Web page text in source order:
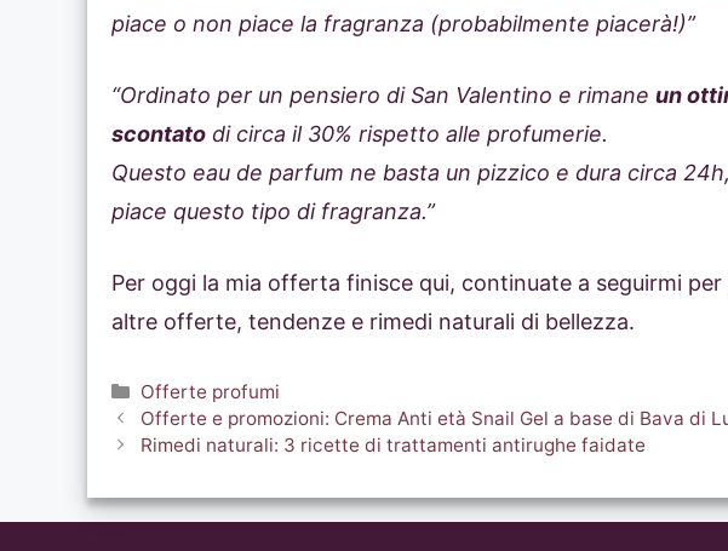
piace o non piace la fragranza (probabilmente piacerà!)”
“Ordinato per un pensiero di San Valentino e rimane un
scontato di circa il 30% rispetto alle profumerie.
Questo eau de parfum ne basta un pizzico e dura circa 24h,
piace questo tipo di fragranza.”
Per oggi la mia offerta finisce qui, continuate a seguirmi
altre offerte, tendenze e rimedi naturali di bellezza.
Categorie
Offerte profumi
Offerte e promozioni: Crema Anti età Snail Gel a base di Bava di
Rimedi naturali: 3 ricette di trattamenti antirughe faidate